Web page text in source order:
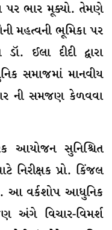
પર ભાર મૂક્યો. તેમણે
મહત્વની ભૂમિકા પર
ઈલા દીદી દ્વારા
સમાજમાં માનવીય
ની સમજણ કેળવવા
આયોજન સુનિશ્ચિત
નિરીક્ષક પ્રો. કિંજલ
આ વર્કશોપ આધુનિક
અંગે વિચાર-વિમર્શ